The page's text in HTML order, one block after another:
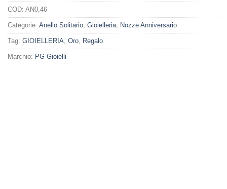
COD: AN0,46
Categorie: Anello Solitario Gioielleria Nozze Anniversario
Tag: GIOIELLERIA Oro Regalo
Marchio: PG Gioielli